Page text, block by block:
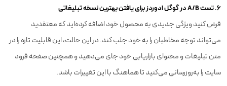
۶. تست A/B در گوگل ادوردز برای یافتن بهترین نسخه تبلیغاتی
فرض کنید ویژگی جدیدی به محصول خود اضافه کرده‌اید که معتقدید
می‌تواند توجه مخاطبان را به خود جلب کند. در این حالت، این قابلیت تازه را در
متن تبلیغات و محتوای بازاریابی خود جای می‌دهید و همچنین صفحه فرود
سایت را به‌روزرسانی می‌کنید تا هماهنگ با این تغییرات باشد.